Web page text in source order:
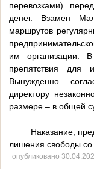
перевозками)
денег. Взамен
маршрутов
им организации.
препятствия для
Вынужденно
директору
размере – в общей
Наказание,
лишения свободы
опубликовано